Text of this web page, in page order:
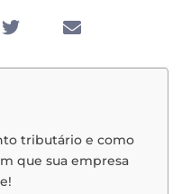
tributário e como
que sua empresa